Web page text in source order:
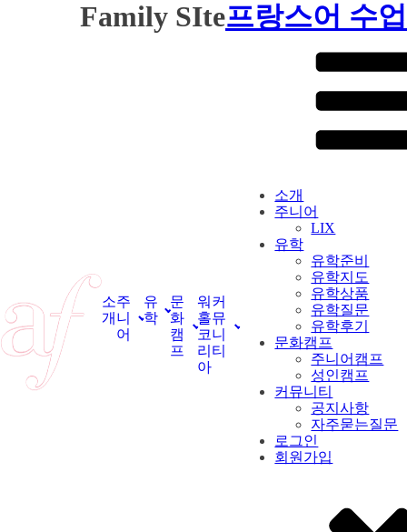
Family SIte프랑스어 수업
소
개
주
니
어
유
학
문
화
캠
프
워
홀
코
리
아
커
뮤
니
티
소개
주니어
LIX
유학
유학준비
유학지도
유학상품
유학질문
유학후기
문화캠프
주니어캠프
성인캠프
커뮤니티
공지사항
자주묻는질문
로그인
회원가입